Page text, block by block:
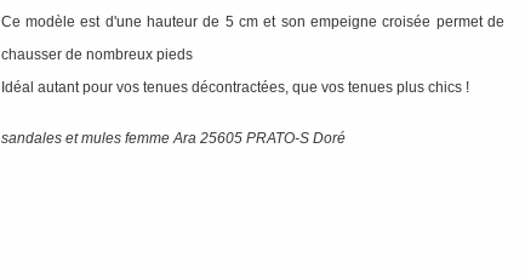
Ce modèle est d'une hauteur de 5 cm et son empeigne croisée permet de
chausser de nombreux pieds
Idéal autant pour vos tenues décontractées, que vos tenues plus chics !
sandales et mules femme Ara 25605 PRATO-S Doré